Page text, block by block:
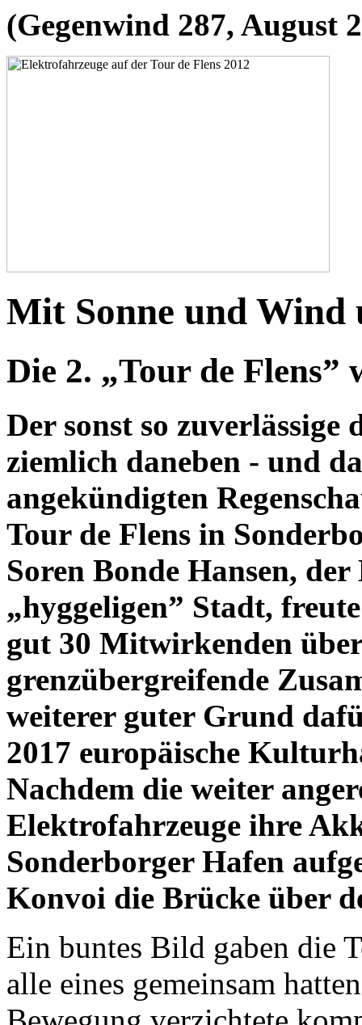
(Gegenwind 287, August
Mit Sonne und Wind
Die 2. „Tour de
Der sonst so
ziemlich daneben - und
angekündigten
Tour de Flens in
Soren Bonde Hansen,
„hyggeligen” Stadt,
gut 30 Mitwirkenden
grenzübergreifende
weiterer guter Grund
2017 europäische
Nachdem die weiter
Elektrofahrzeuge ihre
Sonderborger Hafen
Konvoi die Brücke über
Ein buntes Bild gaben die
alle eines gemeinsam